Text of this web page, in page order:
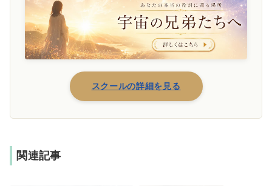
スクールの詳細を見る
関連記事